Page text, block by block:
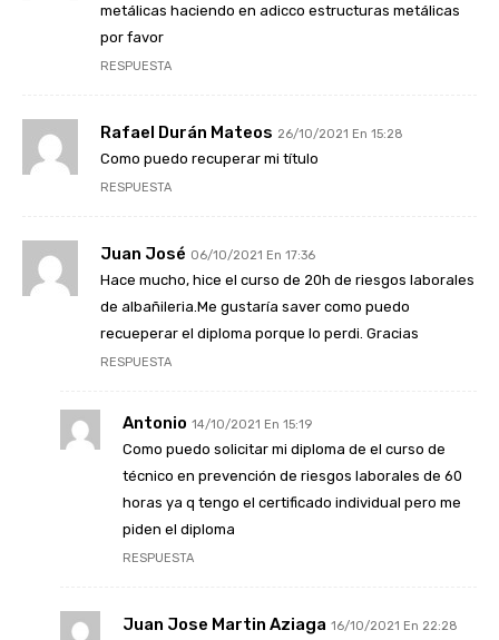
metálicas haciendo en adicco estructuras metálicas
por favor
RESPUESTA
Rafael Durán Mateos 26/10/2021 En 15:28
Como puedo recuperar mi título
RESPUESTA
Juan José 06/10/2021 En 17:36
Hace mucho, hice el curso de 20h de riesgos laborales
de albañileria.Me gustaría saver como puedo
recueperar el diploma porque lo perdi. Gracias
RESPUESTA
Antonio 14/10/2021 En 15:19
Como puedo solicitar mi diploma de el curso de
técnico en prevención de riesgos laborales de 60
horas ya q tengo el certificado individual pero me
piden el diploma
RESPUESTA
Juan Jose Martin Aziaga 16/10/2021 En 22:28